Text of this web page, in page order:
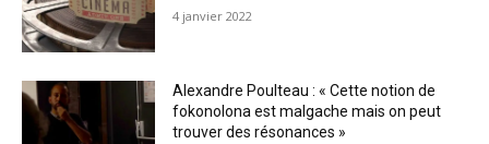
4 janvier 2022
Alexandre Poulteau : « Cette notion de
fokonolona est malgache mais on peut
trouver des résonances »